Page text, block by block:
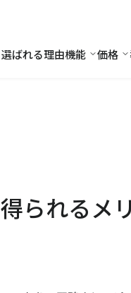
選ばれる理由機能 機能
価格
られるメ